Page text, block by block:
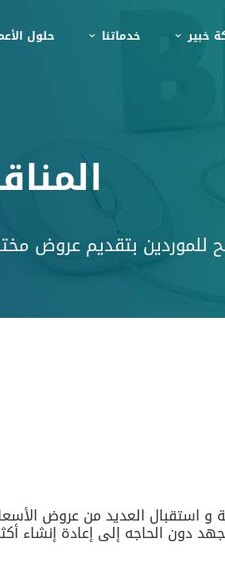
خبير خدماتنا حلول
للموردين بتقديم عروض
استقبال العديد من عروض
دون الحاجه إلى إعادة إنشاء